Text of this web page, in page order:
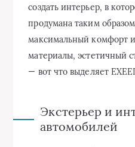
создать интерьер, в
продумана таким
максимальный комфорт
материалы, эстетичный
— вот что выделяет
Экстерьер и
автомобилей